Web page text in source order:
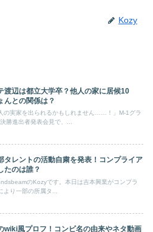
Kozy
渡辺は都立大学卒？他人の家に居候10
んとの関係は？
の実家を出られるかもしれません……！」M-1グラ
勝進出者発表会見で、...
タレントの活動自粛を発表！コンプライア
たのは誰？
のKozyです。本日は吉本興業がコンプラ
より一部の所属タ...
wiki風プロフ！コンビ名の由来やネタ動画